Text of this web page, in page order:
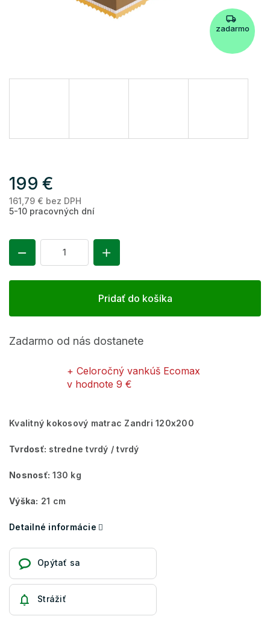
zadarmo
199 €
161,79 € bez DPH
5-10 pracovných dní
Pridať do košíka
Zadarmo od nás dostanete
+ Celoročný vankúš Ecomax
v hodnote 9 €
Kvalitný kokosový matrac Zandri 120x200
Tvrdosť: stredne tvrdý / tvrdý
Nosnosť: 130 kg
Výška: 21 cm
Detailné informácie
Opýtať sa
Strážiť